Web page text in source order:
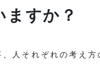
すか？
人それぞれの考え方